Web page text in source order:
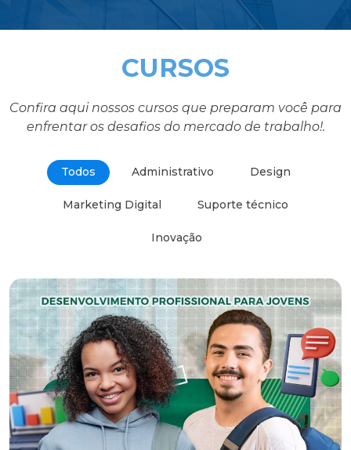
CURSOS
Confira aqui nossos cursos que preparam você para
enfrentar os desafios do mercado de trabalho!.
Todos Administrativo Design
Marketing Digital Suporte técnico
Inovação